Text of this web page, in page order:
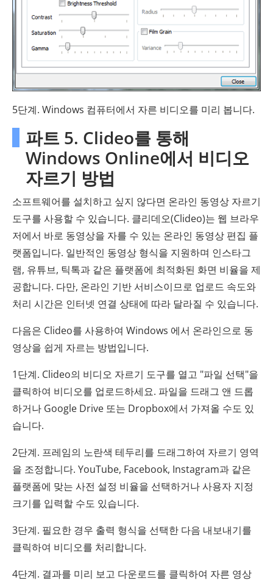
5단계. Windows 컴퓨터에서 자른 비디오를 미리 봅니다.
파트 5. Clideo를 통해
Windows Online에서 비디오
자르기 방법
소프트웨어를 설치하고 싶지 않다면 온라인 동영상 자르기
도구를 사용할 수 있습니다. 클리데오(Clideo)는 웹 브라우
저에서 바로 동영상을 자를 수 있는 온라인 동영상 편집 플
랫폼입니다. 일반적인 동영상 형식을 지원하며 인스타그
램, 유튜브, 틱톡과 같은 플랫폼에 최적화된 화면 비율을 제
공합니다. 다만, 온라인 기반 서비스이므로 업로드 속도와
처리 시간은 인터넷 연결 상태에 따라 달라질 수 있습니다.
다음은 Clideo를 사용하여 Windows 에서 온라인으로 동
영상을 쉽게 자르는 방법입니다.
1단계. Clideo의 비디오 자르기 도구를 열고 "파일 선택"을
클릭하여 비디오를 업로드하세요. 파일을 드래그 앤 드롭
하거나 Google Drive 또는 Dropbox에서 가져올 수도 있
습니다.
2단계. 프레임의 노란색 테두리를 드래그하여 자르기 영역
을 조정합니다. YouTube, Facebook, Instagram과 같은
플랫폼에 맞는 사전 설정 비율을 선택하거나 사용자 지정
크기를 입력할 수도 있습니다.
3단계. 필요한 경우 출력 형식을 선택한 다음 내보내기를
클릭하여 비디오를 처리합니다.
4단계. 결과를 미리 보고 다운로드를 클릭하여 자른 영상